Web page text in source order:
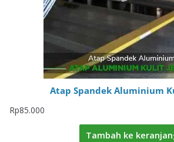
Atap Spandek Aluminium
Rp85.000
Tambah ke